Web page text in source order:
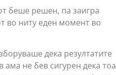
беше решен, па заигра
во ниту еден момент во
дека резултатите
ама не бев сигурен дека тоа